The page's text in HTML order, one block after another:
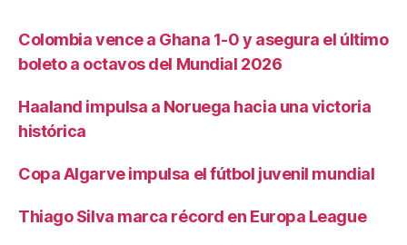
Colombia vence a Ghana 1-0 y asegura el último
boleto a octavos del Mundial 2026
Haaland impulsa a Noruega hacia una victoria
histórica
Copa Algarve impulsa el fútbol juvenil mundial
Thiago Silva marca récord en Europa League